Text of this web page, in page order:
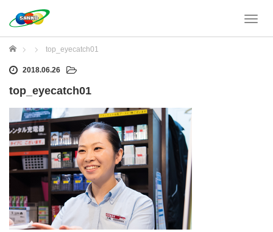
T
ホーム top_eyecatch01
2018.06.26
top_eyecatch01